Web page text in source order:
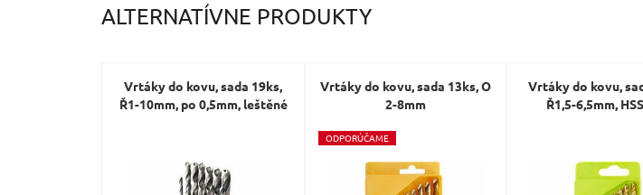
ALTERNATÍVNE PRODUKTY
Vrtáky do kovu, sada 19ks,
Ř1-10mm, po 0,5mm, leštěné
Vrtáky do kovu, sada 13ks, O
2-8mm
ODPORÚČAME
Vrtáky do kovu,
Ř1,5-6,5mm,